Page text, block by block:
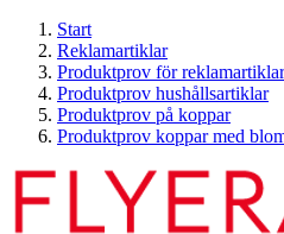
Start
Reklamartiklar
Produktprov för reklamartiklar
Produktprov hushållsartiklar
Produktprov på koppar
Produktprov koppar med